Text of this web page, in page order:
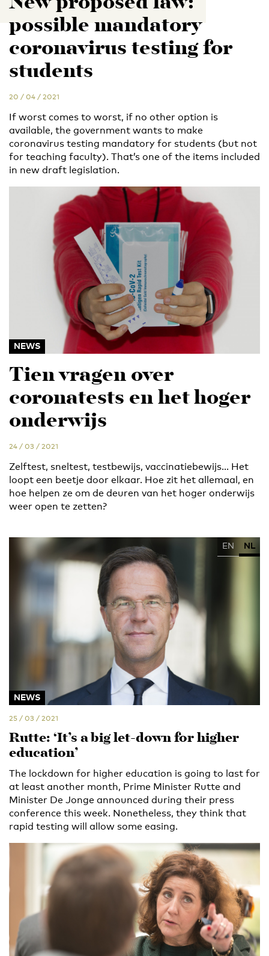
possible mandatory
coronavirus testing for
students
20 / 04 / 2021
If worst comes to worst, if no other option is
available, the government wants to make
coronavirus testing mandatory for students (but not
for teaching faculty). That’s one of the items included
in new draft legislation.
NEWS
Tien vragen over
coronatests en het hoger
onderwijs
24 / 03 / 2021
Zelftest, sneltest, testbewijs, vaccinatiebewijs… Het
loopt een beetje door elkaar. Hoe zit het allemaal, en
hoe helpen ze om de deuren van het hoger onderwijs
weer open te zetten?
EN NL
NEWS
25 / 03 / 2021
Rutte: ‘It’s a big let-down for higher
education’
The lockdown for higher education is going to last for
at least another month, Prime Minister Rutte and
Minister De Jonge announced during their press
conference this week. Nonetheless, they think that
rapid testing will allow some easing.